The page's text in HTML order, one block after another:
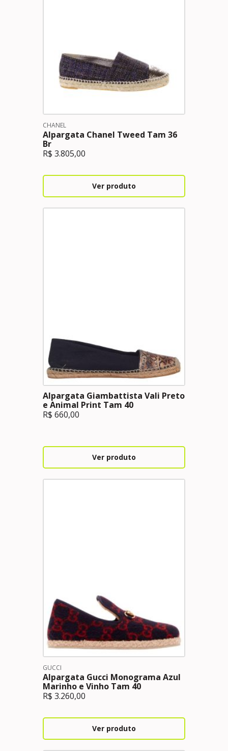
CHANEL
Alpargata Chanel Tweed Tam 36
Br
R$ 3.805,00
Ver produto
Alpargata Giambattista Vali Preto
e Animal Print Tam 40
R$ 660,00
Ver produto
GUCCI
Alpargata Gucci Monograma Azul
Marinho e Vinho Tam 40
R$ 3.260,00
Ver produto